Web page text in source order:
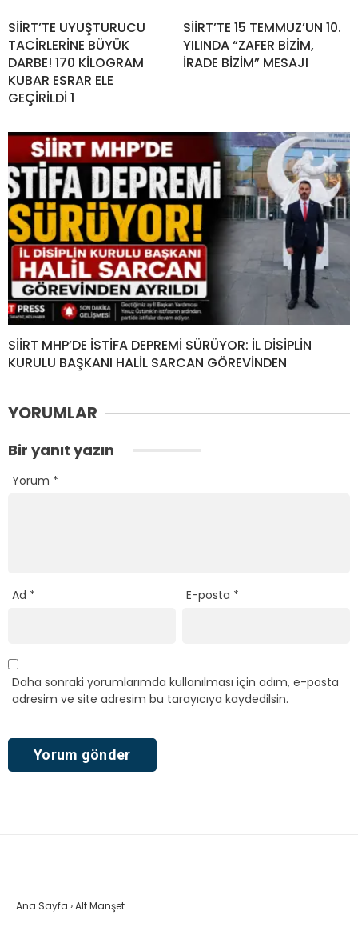
SİİRT’TE UYUŞTURUCU
TACİRLERİNE BÜYÜK
DARBE! 170 KİLOGRAM
KUBAR ESRAR ELE
GEÇİRİLDİ 1
SİİRT’TE 15 TEMMUZ’UN 10.
YILINDA “ZAFER BİZİM,
İRADE BİZİM” MESAJI
SİİRT MHP’DE İSTİFA DEPREMİ SÜRÜYOR: İL DİSİPLİN
KURULU BAŞKANI HALİL SARCAN GÖREVİNDEN
YORUMLAR
Bir yanıt yazın
Yorum *
Ad * E-posta *
Daha sonraki yorumlarımda kullanılması için adım, e-posta
adresim ve site adresim bu tarayıcıya kaydedilsin.
Ana Sayfa ›Alt Manşet